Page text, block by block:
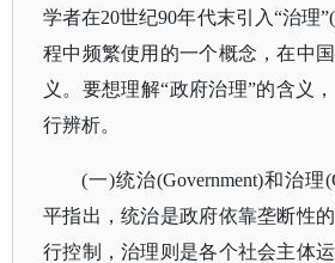
学者在20世纪90年代末引入“治理
程中频繁使用的一个概念，在中
义。要想理解“政府治理”的含义
行辨析。
(一)统治(Government)和治理
平指出，统治是政府依靠垄断性
行控制，治理则是各个社会主体